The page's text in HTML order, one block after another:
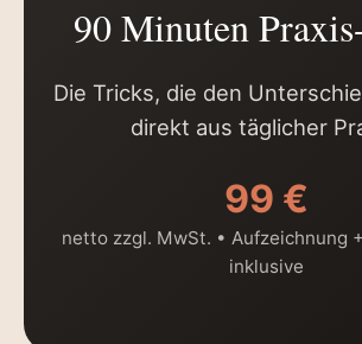
90 Minuten
Die Tricks, die den
direkt aus täglicher
99 €
netto zzgl. MwSt. • Aufzeichnung
inklusive